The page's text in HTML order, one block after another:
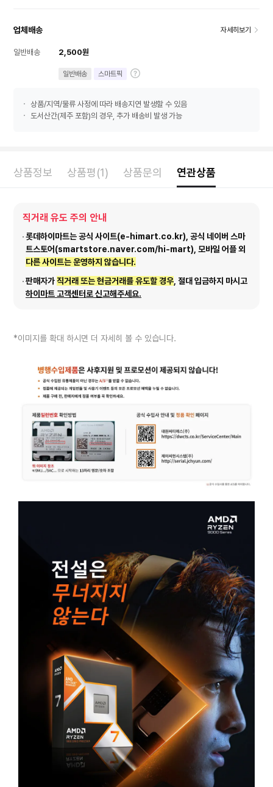
업체배송 자세히보기
일반배송 2,500원
일반배송 스마트픽
상품/지역/물류 사정에 따라 배송지연 발생할 수 있음
도서산간(제주 포함)의 경우, 추가 배송비 발생 가능
상품정보 상품평(1) 상품문의 연관상품
직거래 유도 주의 안내
롯데하이마트는 공식 사이트(e-himart.co.kr), 공식 네이버 스마
트스토어(smartstore.naver.com/hi-mart), 모바일 어플 외
다른 사이트는 운영하지 않습니다.
판매자가직거래 또는 현금거래를 유도할 경우 , 절대 입금하지 마시고
하이마트 고객센터로 신고해주세요.
*이미지를 확대 하시면 더 자세히 볼 수 있습니다.